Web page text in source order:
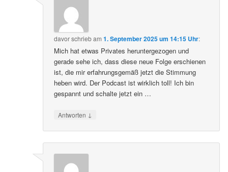
davorschriebam1. September 2025 um 14:15 Uhr:
Mich hat etwas Privates heruntergezogen und
gerade sehe ich, dass diese neue Folge erschienen
ist, die mir erfahrungsgemäß jetzt die Stimmung
heben wird. Der Podcast ist wirklich toll! Ich bin
gespannt und schalte jetzt ein …
Antworten ↓